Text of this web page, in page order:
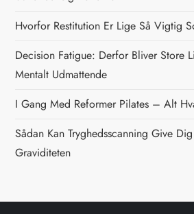
a
v
i
g
a
t
Hvorfor Restitution Er Lige Så Vigtig
Decision Fatigue: Derfor Bliver Store
Mentalt Udmattende
I Gang Med Reformer Pilates – Alt
Sådan Kan Tryghedsscanning Give
Graviditeten